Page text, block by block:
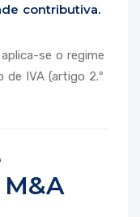
contributiva.
se o regime
IVA (artigo 2.º